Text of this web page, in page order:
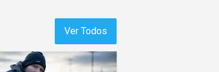
Ver Todos